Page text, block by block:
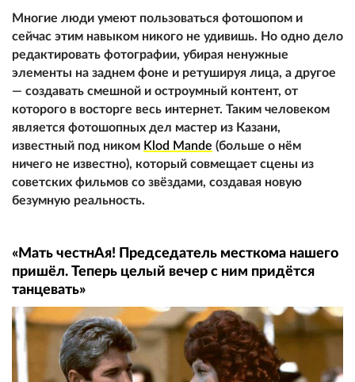
Многие люди умеют пользоваться фотошопом и
сейчас этим навыком никого не удивишь. Но одно дело
редактировать фотографии, убирая ненужные
элементы на заднем фоне и ретушируя лица, а другое
— создавать смешной и остроумный контент, от
которого в восторге весь интернет. Таким человеком
является фотошопных дел мастер из Казани,
известный под ником Klod Mande (больше о нём
ничего не известно), который совмещает сцены из
советских фильмов со звёздами, создавая новую
безумную реальность.
«Мать честнАя! Председатель месткома нашего
пришёл. Теперь целый вечер с ним придётся
танцевать»